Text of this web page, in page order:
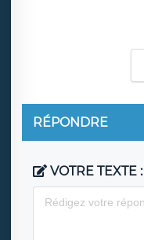
RÉPONDRE
VOTRE TEXTE :